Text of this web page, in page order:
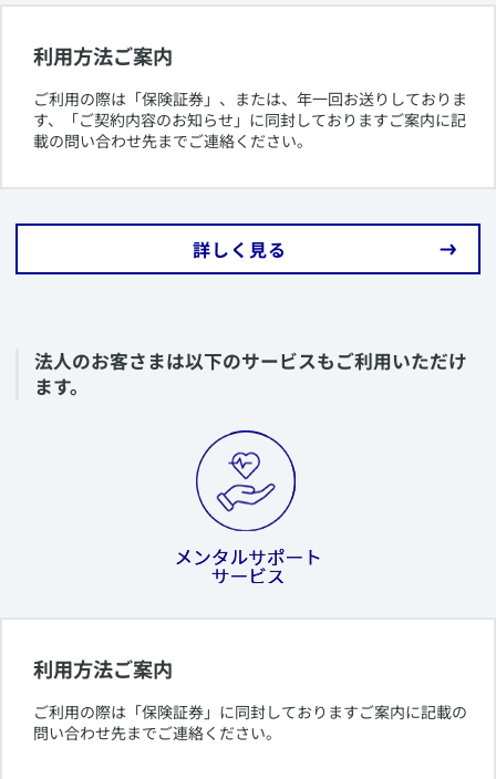
利用方法ご案内
​ご利用の際は「保険証券」、または、年一回お送りしておりま
す、「ご契約内容のお知らせ」に同封しておりますご案内に記
載の問い合わせ先までご連絡ください。
​詳しく見る
​法人のお客さまは以下のサービスもご利用いただけ
ます。
利用方法ご案内
​ご利用の際は「保険証券」に同封しておりますご案内に記載の
問い合わせ先までご連絡ください。